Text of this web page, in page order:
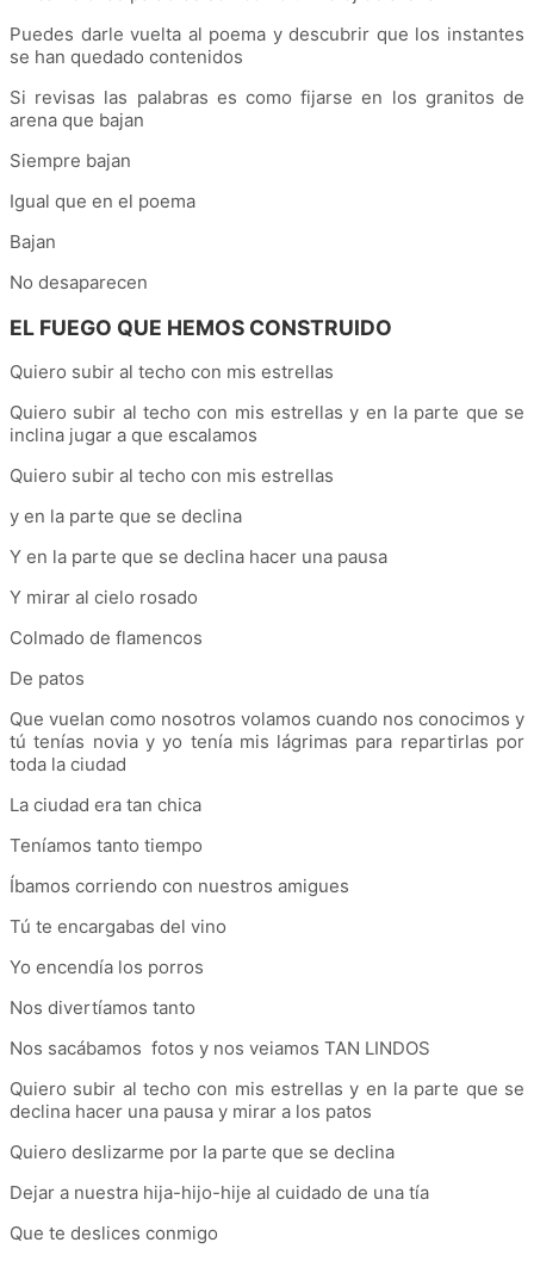
Puedes darle vuelta al poema y descubrir que los instantes
se han quedado contenidos
Si revisas las palabras es como fijarse en los granitos de
arena que bajan
Siempre bajan
Igual que en el poema
Bajan
No desaparecen
EL FUEGO QUE HEMOS CONSTRUIDO
Quiero subir al techo con mis estrellas
Quiero subir al techo con mis estrellas y en la parte que se
inclina jugar a que escalamos
Quiero subir al techo con mis estrellas
y en la parte que se declina
Y en la parte que se declina hacer una pausa
Y mirar al cielo rosado
Colmado de flamencos
De patos
Que vuelan como nosotros volamos cuando nos conocimos y
tú tenías novia y yo tenía mis lágrimas para repartirlas por
toda la ciudad
La ciudad era tan chica
Teníamos tanto tiempo
Íbamos corriendo con nuestros amigues
Tú te encargabas del vino
Yo encendía los porros
Nos divertíamos tanto
Nos sacábamos fotos y nos veiamos TAN LINDOS
Quiero subir al techo con mis estrellas y en la parte que se
declina hacer una pausa y mirar a los patos
Quiero deslizarme por la parte que se declina
Dejar a nuestra hija-hijo-hije al cuidado de una tía
Que te deslices conmigo